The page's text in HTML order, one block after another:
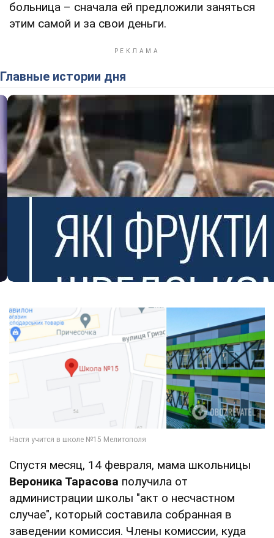
больница – сначала ей предложили заняться
этим самой и за свои деньги.
Главные истории дня
Спустя месяц, 14 февраля, мама школьницы
Вероника Тарасова получила от
администрации школы "акт о несчастном
случае", который составила собранная в
заведении комиссия. Члены комиссии, куда